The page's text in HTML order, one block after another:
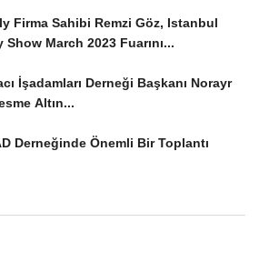
Firma Sahibi Remzi Göz, Istanbul
Show March 2023 Fuarını...
İşadamları Derneği Başkanı Norayr
Altın...
Derneğinde Önemli Bir Toplantı